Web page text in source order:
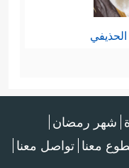
شهر رمضان
معنا تواصل معنا